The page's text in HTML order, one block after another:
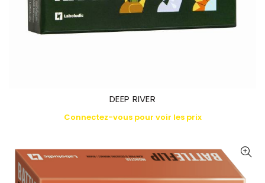
DEEP RIVER
Connectez-vous pour voir les prix